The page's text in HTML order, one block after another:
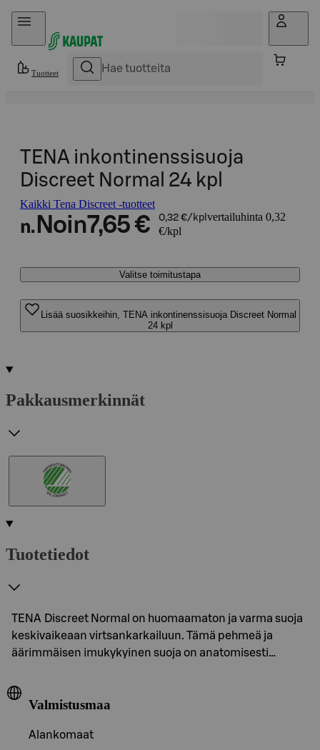
Hyppää sisältöön
Tuotteet
TENA inkontinenssisuoja
Discreet Normal 24 kpl
Kaikki Tena Discreet -tuotteet
n. Noin7,65 € 0,32 €/kpl vertailuhinta 0,32
€/kpl
Valitse toimitustapa
Lisää suosikkeihin, TENA inkontinenssisuoja Discreet Normal
24 kpl
Pakkausmerkinnät
Tuotetiedot
TENA Discreet Normal on huomaamaton ja varma suoja
keskivaikeaan virtsankarkailuun. Tämä pehmeä ja
äärimmäisen imukykyinen suoja on anatomisesti…
Valmistusmaa
Alankomaat